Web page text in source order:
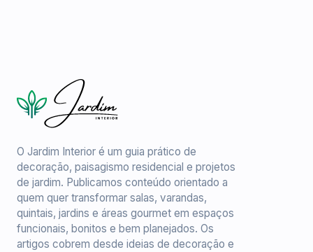
O Jardim Interior é um guia prático de
decoração, paisagismo residencial e projetos
de jardim. Publicamos conteúdo orientado a
quem quer transformar salas, varandas,
quintais, jardins e áreas gourmet em espaços
funcionais, bonitos e bem planejados. Os
artigos cobrem desde ideias de decoração e